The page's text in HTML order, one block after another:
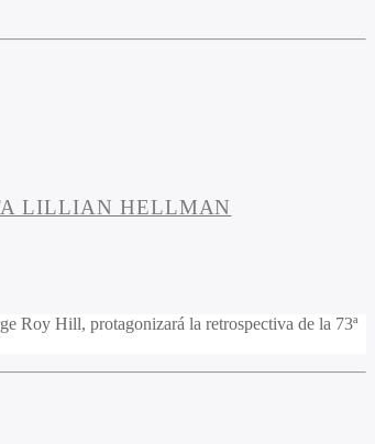
LILLIAN HELLMAN
Roy Hill, protagonizará la retrospectiva de la 73ª